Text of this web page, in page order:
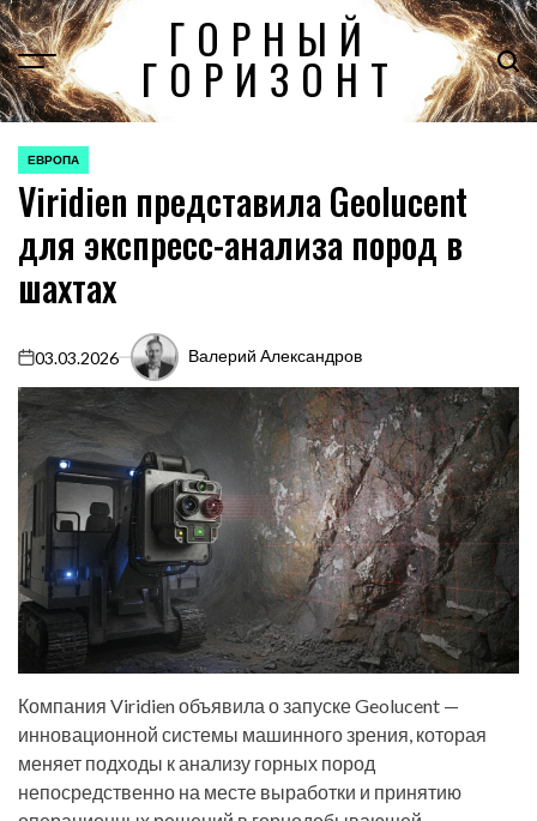
Перейти
к
содержимому
ГОРНЫЙ
ГОРИЗОНТ
ОПУБЛИКОВАНО
В
ЕВРОПА
Viridien представила Geolucent
для экспресс-анализа пород в
шахтах
on
03.03.2026 Валерий Александров
Компания Viridien объявила о запуске Geolucent —
инновационной системы машинного зрения, которая
меняет подходы к анализу горных пород
непосредственно на месте выработки и принятию